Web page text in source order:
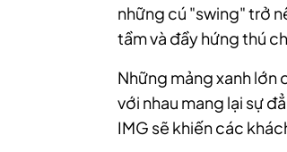
những cú "swing" trở
tầm và đầy hứng thú
Những mảng xanh lớn
với nhau mang lại sự
IMG sẽ khiến các